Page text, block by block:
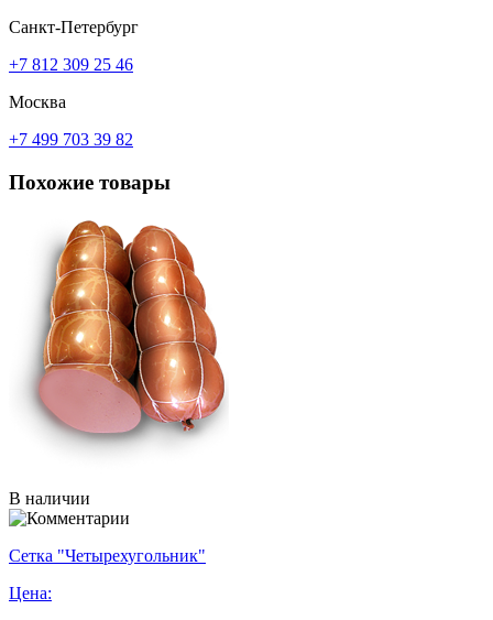
Санкт-Петербург
+7 812 309 25 46
Москва
+7 499 703 39 82
Похожие товары
В наличии
Сетка "Четырехугольник"
Цена: